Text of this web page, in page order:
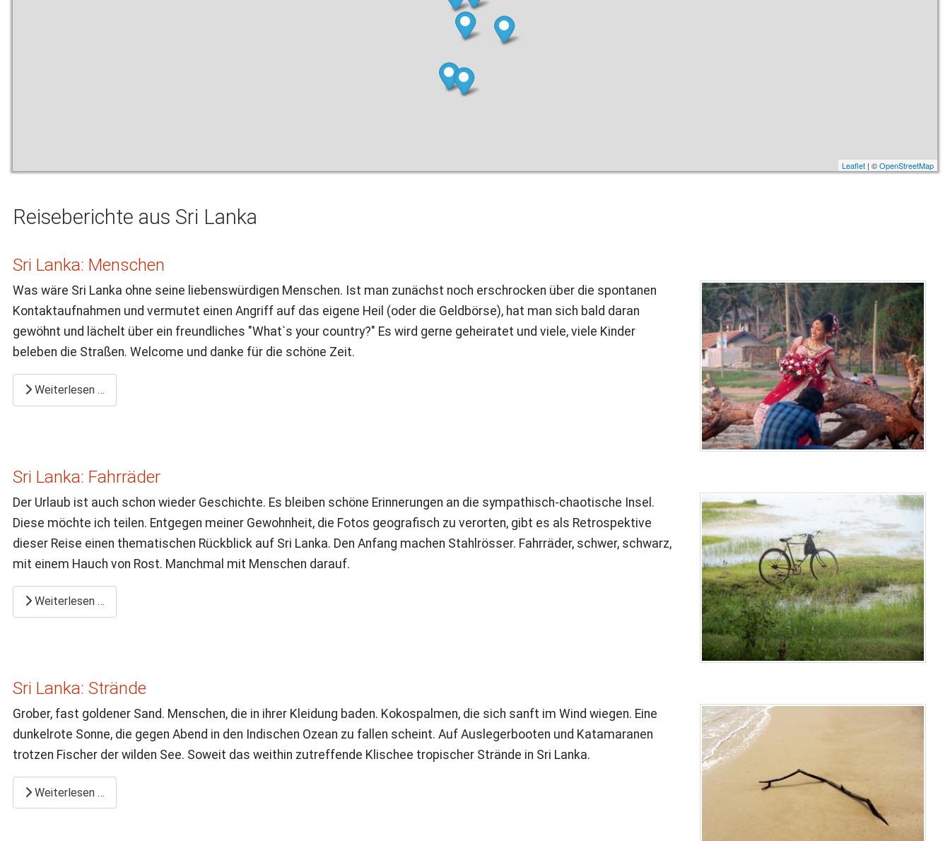
Leaflet | ©OpenStreetMap
Reiseberichte aus Sri Lanka
Sri Lanka: Menschen
Was wäre Sri Lanka ohne seine liebenswürdigen Menschen. Ist man zunächst noch erschrocken über die spontanen
Kontaktaufnahmen und vermutet einen Angriff auf das eigene Heil (oder die Geldbörse), hat man sich bald daran
gewöhnt und lächelt über ein freundliches "What`s your country?" Es wird gerne geheiratet und viele, viele Kinder
beleben die Straßen. Welcome und danke für die schöne Zeit.
Weiterlesen …
Sri Lanka: Fahrräder
Der Urlaub ist auch schon wieder Geschichte. Es bleiben schöne Erinnerungen an die sympathisch-chaotische Insel.
Diese möchte ich teilen. Entgegen meiner Gewohnheit, die Fotos geografisch zu verorten, gibt es als Retrospektive
dieser Reise einen thematischen Rückblick auf Sri Lanka. Den Anfang machen Stahlrösser. Fahrräder, schwer, schwarz,
mit einem Hauch von Rost. Manchmal mit Menschen darauf.
Weiterlesen …
Sri Lanka: Strände
Grober, fast goldener Sand. Menschen, die in ihrer Kleidung baden. Kokospalmen, die sich sanft im Wind wiegen. Eine
dunkelrote Sonne, die gegen Abend in den Indischen Ozean zu fallen scheint. Auf Auslegerbooten und Katamaranen
trotzen Fischer der wilden See. Soweit das weithin zutreffende Klischee tropischer Strände in Sri Lanka.
Weiterlesen …